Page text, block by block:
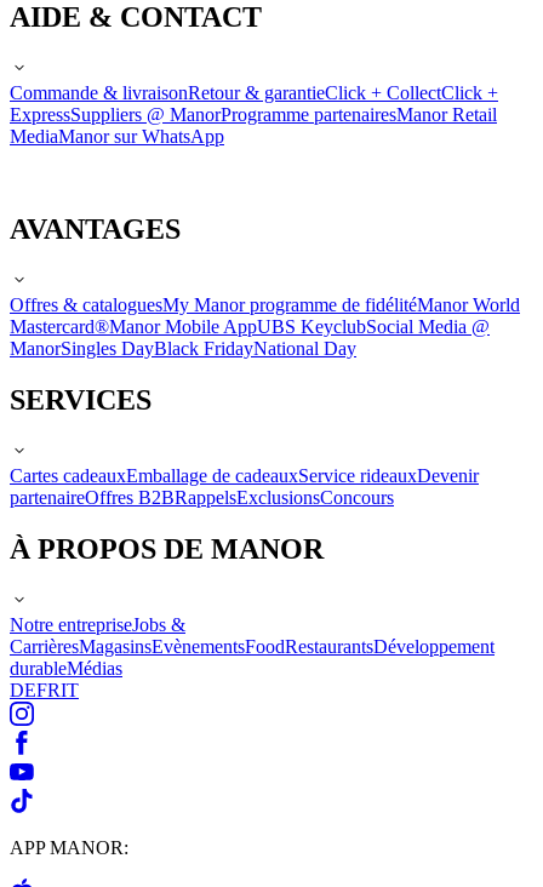
AIDE & CONTACT
Commande & livraisonRetour & garantieClick + CollectClick +
ExpressSuppliers @ ManorProgramme partenairesManor Retail
MediaManor sur WhatsApp
AVANTAGES
Offres & cataloguesMy Manor programme de fidélitéManor World
Mastercard®Manor Mobile AppUBS KeyclubSocial Media @
ManorSingles DayBlack FridayNational Day
SERVICES
Cartes cadeauxEmballage de cadeauxService rideauxDevenir
partenaireOffres B2BRappelsExclusionsConcours
À PROPOS DE MANOR
Notre entrepriseJobs &
CarrièresMagasinsEvènementsFoodRestaurantsDéveloppement
durableMédias
DEFRIT
APP MANOR: